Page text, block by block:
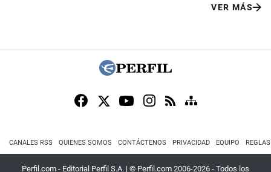
VER MÁS
CANALES RSS QUIENES SOMOS CONTÁCTENOS PRIVACIDAD EQUIPO
Perfil.com - Editorial Perfil S.A. | © Perfil.com 2006-2026 - Todos los